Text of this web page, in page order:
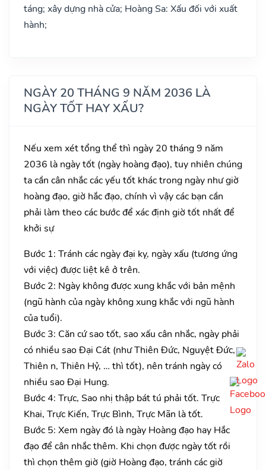
táng; xây dựng nhà cửa; Hoàng Sa: Xấu đối với xuất
hành;
NGÀY 20 THÁNG 9 NĂM 2036 LÀ
NGÀY TỐT HAY XẤU?
Nếu xem xét tổng thể thì ngày 20 tháng 9 năm
2036 là ngày tốt (ngày hoàng đạo), tuy nhiên chúng
ta cần cân nhắc các yếu tốt khác trong ngày như giờ
hoàng đạo, giờ hắc đạo, chính vì vậy các bạn cần
phải làm theo các bước để xác định giờ tốt nhất để
khởi sự
Bước 1: Tránh các ngày đại kỵ, ngày xấu (tương ứng
với việc) được liệt kê ở trên.
Bước 2: Ngày không được xung khắc với bản mệnh
(ngũ hành của ngày không xung khắc với ngũ hành
của tuổi).
Bước 3: Căn cứ sao tốt, sao xấu cân nhắc, ngày phải
có nhiều sao Đại Cát (như Thiên Đức, Nguyệt Đức,
Thiên n, Thiên Hỷ, … thì tốt), nên tránh ngày có
nhiều sao Đại Hung.
Bước 4: Trực, Sao nhị thập bát tú phải tốt. Trực
Khai, Trực Kiến, Trực Bình, Trực Mãn là tốt.
Bước 5: Xem ngày đó là ngày Hoàng đạo hay Hắc
đạo để cân nhắc thêm. Khi chọn được ngày tốt rồi
thì chọn thêm giờ (giờ Hoàng đạo, tránh các giờ